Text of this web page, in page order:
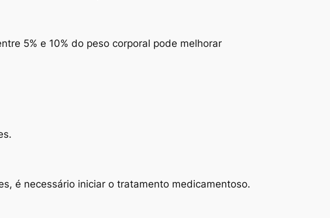
5% e 10% do peso corporal pode melhorar
é necessário iniciar o tratamento medicamentoso.